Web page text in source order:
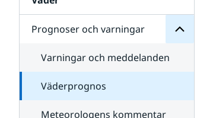
Prognoser och varningar
Varningar och meddelanden
Väderprognos
Meteorologens kommentar